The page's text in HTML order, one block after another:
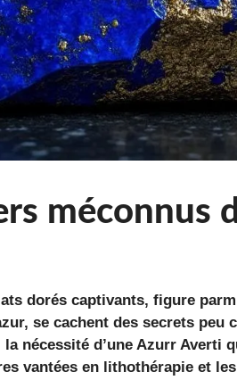
méconnus
dorés captivants, figure
se cachent des secrets
nécessité d’une Azurr Averti
vantées en lithothérapie et